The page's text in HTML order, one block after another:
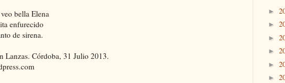
bella Elena
enfurecido
de sirena.
Lanzas. Córdoba, 31 Julio 2013.
►
►
►
►
►
►